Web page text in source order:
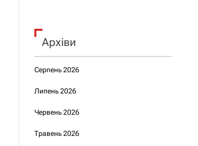
Архіви
Серпень 2026
Липень 2026
Червень 2026
Травень 2026